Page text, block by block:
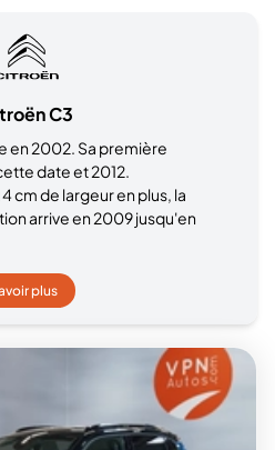
C3
en 2002. Sa première
date et 2012.
cm de largeur en plus, la
arrive en 2009 jusqu'en
plus